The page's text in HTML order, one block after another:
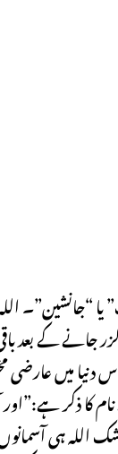
کے بعد باقی
دنیا میں
کا ذکر
بے شک